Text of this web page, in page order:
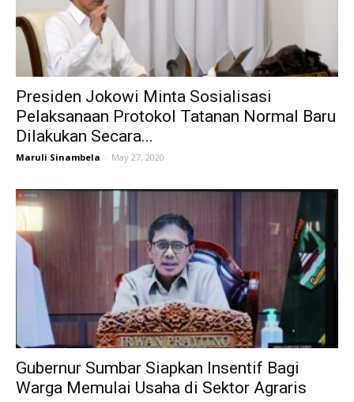
Presiden Jokowi Minta Sosialisasi
Pelaksanaan Protokol Tatanan Normal Baru
Dilakukan Secara...
Maruli Sinambela - May 27, 2020
Gubernur Sumbar Siapkan Insentif Bagi
Warga Memulai Usaha di Sektor Agraris